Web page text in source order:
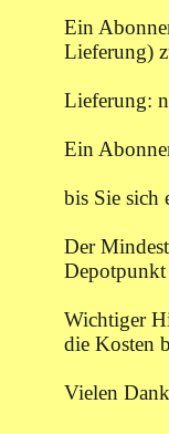
Ein
Lieferung)
Lieferung:
Ein
bis Sie sich
Der
Wichtiger
die Kosten
Vielen